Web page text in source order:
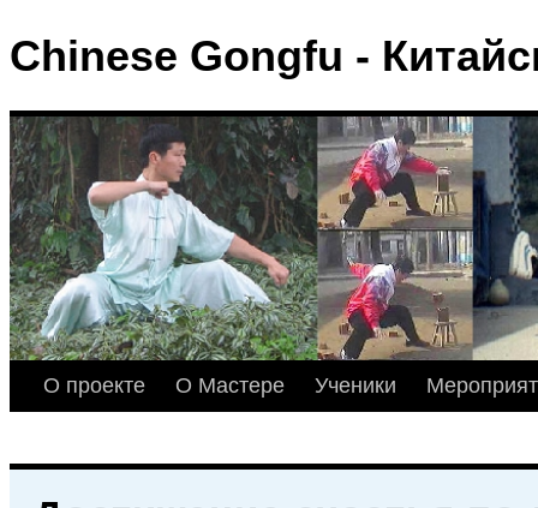
Chinese Gongfu -
О проекте О Мастере Ученики